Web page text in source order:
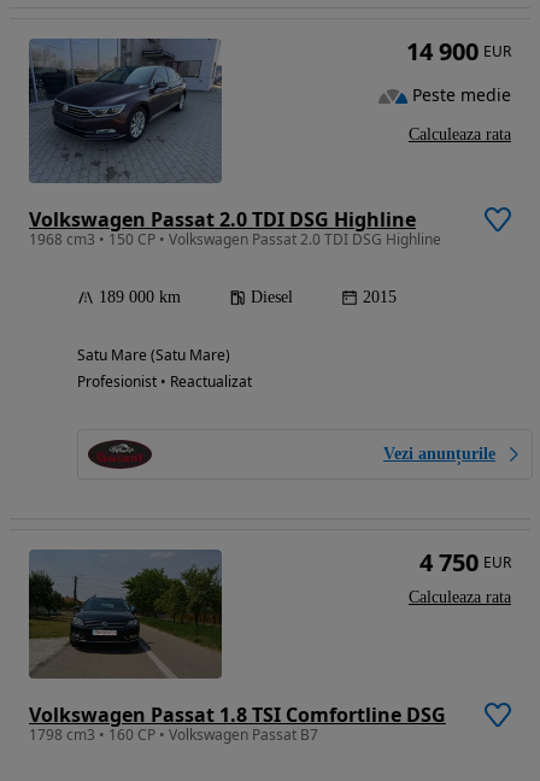
Volkswagen Passat 2.0 TDI DSG Highline
1968 cm3 • 150 CP • Volkswagen Passat 2.0 TDI DSG Highline
189 000 km Diesel 2015
Satu Mare (Satu Mare)
Profesionist • Reactualizat
Vezi anunțurile
14 900 EUR
Peste medie
Calculeaza rata
Volkswagen Passat 1.8 TSI Comfortline DSG
1798 cm3 • 160 CP • Volkswagen Passat B7
4 750 EUR
Calculeaza rata